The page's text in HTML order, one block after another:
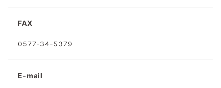
FAX
0577-34-5379
E-mail